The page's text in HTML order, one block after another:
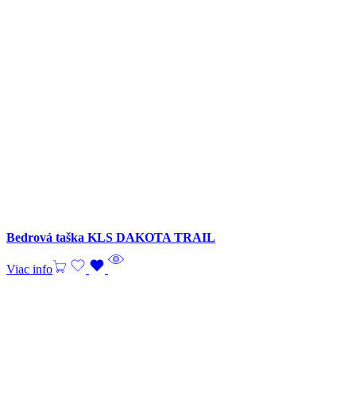
Bedrová taška KLS DAKOTA TRAIL
Viac info